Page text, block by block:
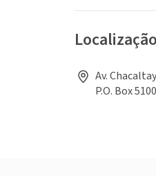
Localização
Av.
P.O. Box 5100